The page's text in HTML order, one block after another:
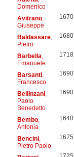
Domenico
Avitrano,
Giuseppe
1670
Baldassare,
Pietro
1680
Barbella
Emanuele
1718
Barsanti,
Francesco
1690
Bellinzani,
Paolo
Benedetto
1690
Bembo,
Antonia
1640
Bencini,
Pietro Paolo
1675